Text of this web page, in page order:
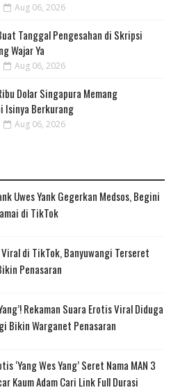
Aug 06, 2026
Tanggal Pengesahan di Skripsi
Wajar Ya
Aug 06, 2026
Dolar Singapura Memang
Isinya Berkurang
Aug 06, 2026
Uwes Yank Gegerkan Medsos, Begini
di TikTok
Viral di TikTok, Banyuwangi Terseret
Penasaran
Rekaman Suara Erotis Viral Diduga
Bikin Warganet Penasaran
‘Yang Wes Yang’ Seret Nama MAN 3
Kaum Adam Cari Link Full Durasi